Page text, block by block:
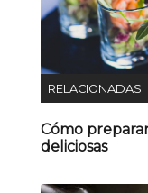
RELACIONADAS
Cómo
deliciosas